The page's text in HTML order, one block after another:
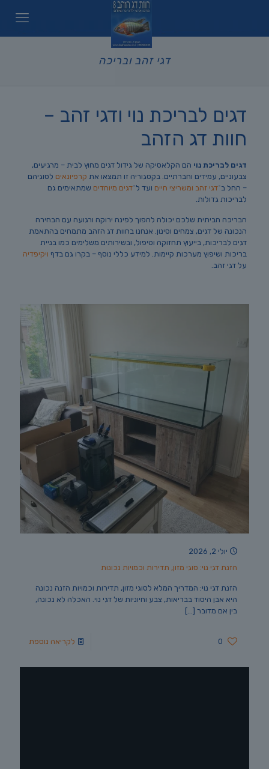
דגי זהב ובריכה
דגים לבריכת נוי ודגי זהב –
חוות דג הזהב
דגים לבריכת נוי הם הקלאסיקה של גידול דגים מחוץ לבית – מרגיעים,
צבעוניים, עמידים וחברתיים. בקטגוריה זו תמצאו את קרפיונאים לסוגיהם
– החל ב־דגי זהב ומשריצי חיים ועד ל־דגים מיוחדים שמתאימים גם
לבריכות גדולות.
הבריכה הביתית שלכם יכולה להפוך לפינה ירוקה ורגועה עם הבחירה
הנכונה של דגים, צמחים וסינון. אנחנו בחוות דג הזהב מתמחים בהתאמת
דגים לבריכות, בייעוץ תחזוקה וטיפול, ובשירותים משלימים כמו בניית
בריכות ושיפוץ מערכות קיימות. למידע כללי נוסף – בקרו גם בדף ויקיפדיה
על דגי זהב.
יולי 2, 2026
הזנת דגי נוי: סוגי מזון, תדירות וכמויות נכונות
הזנת דגי נוי: המדריך המלא לסוגי מזון, תדירות וכמויות הזנה נכונה
היא אבן היסוד בבריאות, צבע וחיוניות של דגי נוי. האכלה לא נכונה,
בין אם מדובר […]
0 לקריאה נוספת